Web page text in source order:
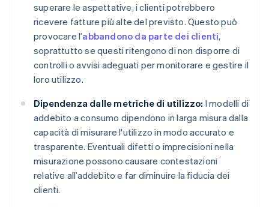
superare le aspettative, i clienti potrebbero
ricevere fatture più alte del previsto. Questo può
provocare l’abbandono da parte dei clienti,
soprattutto se questi ritengono di non disporre di
controlli o avvisi adeguati per monitorare e gestire il
loro utilizzo.
Dipendenza dalle metriche di utilizzo: I modelli di
addebito a consumo dipendono in larga misura dalla
capacità di misurare l'utilizzo in modo accurato e
trasparente. Eventuali difetti o imprecisioni nella
misurazione possono causare contestazioni
relative all’addebito e far diminuire la fiducia dei
clienti.